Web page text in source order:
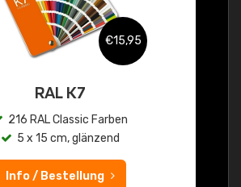
€15,95
RAL K7
216 RAL Classic Farben
5 x 15 cm, glänzend
Info / Bestellung